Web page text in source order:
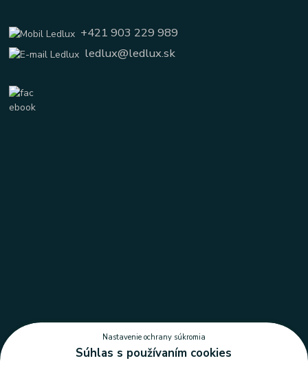
+421 903 229 989
ledlux@ledlux.sk
Nastavenie ochrany súkromia
Súhlas s používaním cookies